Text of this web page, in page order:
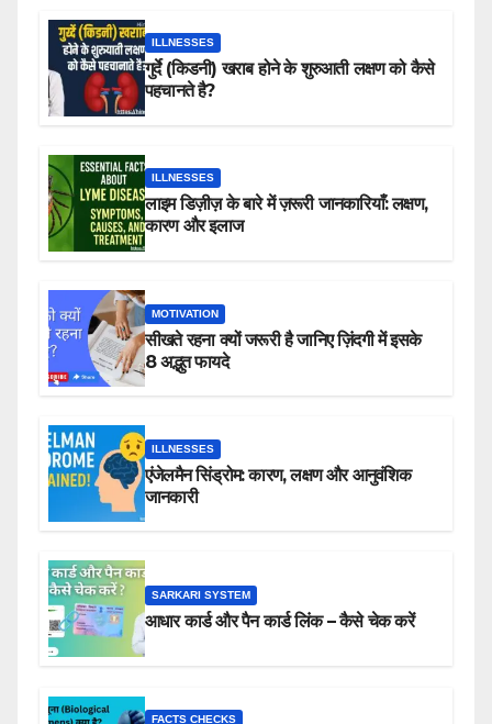
ILLNESSES
गुर्दे (किडनी) खराब होने के शुरुआती लक्षण को कैसे
पहचानते है?
ILLNESSES
लाइम डिज़ीज़ के बारे में ज़रूरी जानकारियाँ: लक्षण,
कारण और इलाज
MOTIVATION
सीखते रहना क्यों जरूरी है जानिए ज़िंदगी में इसके
8 अद्भुत फायदे
ILLNESSES
एंजेलमैन सिंड्रोम: कारण, लक्षण और आनुवंशिक
जानकारी
SARKARI SYSTEM
आधार कार्ड और पैन कार्ड लिंक – कैसे चेक करें
FACTS CHECKS